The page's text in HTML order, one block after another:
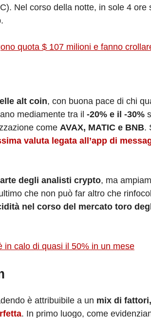
Nel corso della notte, in sole 4 ore
quota $ 107 milioni e fanno
alt coin, con buona pace di chi
mediamente tra il -20% e il -30%
come AVAX, MATIC e BNB.
valuta legata all’app di
degli analisti crypto, ma
che non può far altro che
nel corso del mercato toro
in calo di quasi il 50% in un mese
è attribuibile a un mix di
. In primo luogo, come